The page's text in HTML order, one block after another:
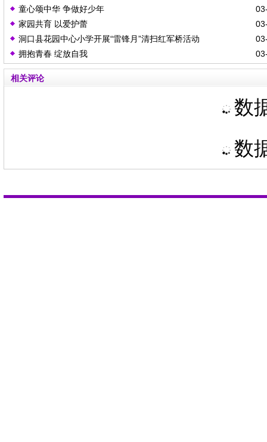
童心颂中华 争做好少年
家园共育 以爱护蕾
洞口县花园中心小学开展“雷锋月”清扫红军桥活动
拥抱青春 绽放自我
相关评论
数
数